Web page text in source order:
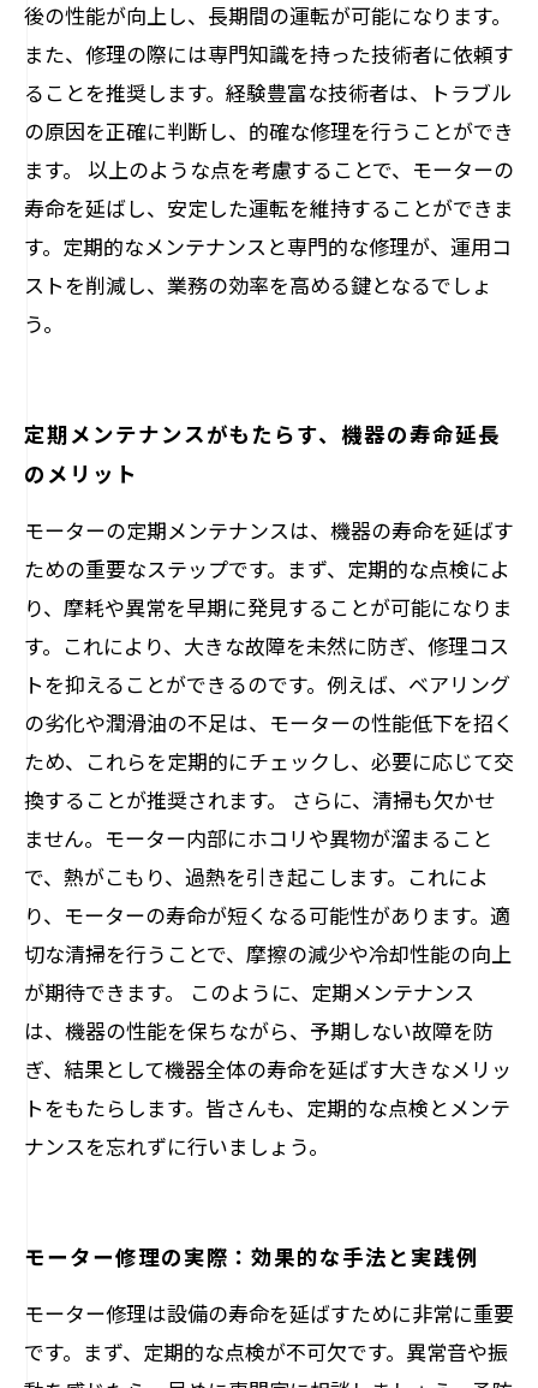
後の性能が向上し、長期間の運転が可能になります。
また、修理の際には専門知識を持った技術者に依頼す
ることを推奨します。経験豊富な技術者は、トラブル
の原因を正確に判断し、的確な修理を行うことができ
ます。 以上のような点を考慮することで、モーターの
寿命を延ばし、安定した運転を維持することができま
す。定期的なメンテナンスと専門的な修理が、運用コ
ストを削減し、業務の効率を高める鍵となるでしょ
う。
定期メンテナンスがもたらす、機器の寿命延長
のメリット
モーターの定期メンテナンスは、機器の寿命を延ばす
ための重要なステップです。まず、定期的な点検によ
り、摩耗や異常を早期に発見することが可能になりま
す。これにより、大きな故障を未然に防ぎ、修理コス
トを抑えることができるのです。例えば、ベアリング
の劣化や潤滑油の不足は、モーターの性能低下を招く
ため、これらを定期的にチェックし、必要に応じて交
換することが推奨されます。 さらに、清掃も欠かせ
ません。モーター内部にホコリや異物が溜まること
で、熱がこもり、過熱を引き起こします。これによ
り、モーターの寿命が短くなる可能性があります。適
切な清掃を行うことで、摩擦の減少や冷却性能の向上
が期待できます。 このように、定期メンテナンス
は、機器の性能を保ちながら、予期しない故障を防
ぎ、結果として機器全体の寿命を延ばす大きなメリッ
トをもたらします。皆さんも、定期的な点検とメンテ
ナンスを忘れずに行いましょう。
モーター修理の実際：効果的な手法と実践例
モーター修理は設備の寿命を延ばすために非常に重要
です。まず、定期的な点検が不可欠です。異常音や振